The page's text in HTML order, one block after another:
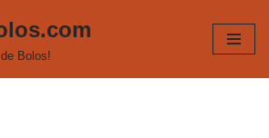
Bolos!